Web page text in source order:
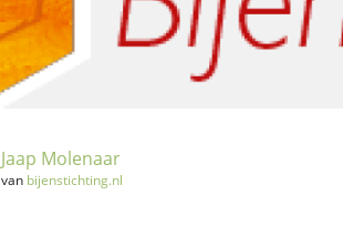
Jaap Molenaar
van bijenstichting.nl